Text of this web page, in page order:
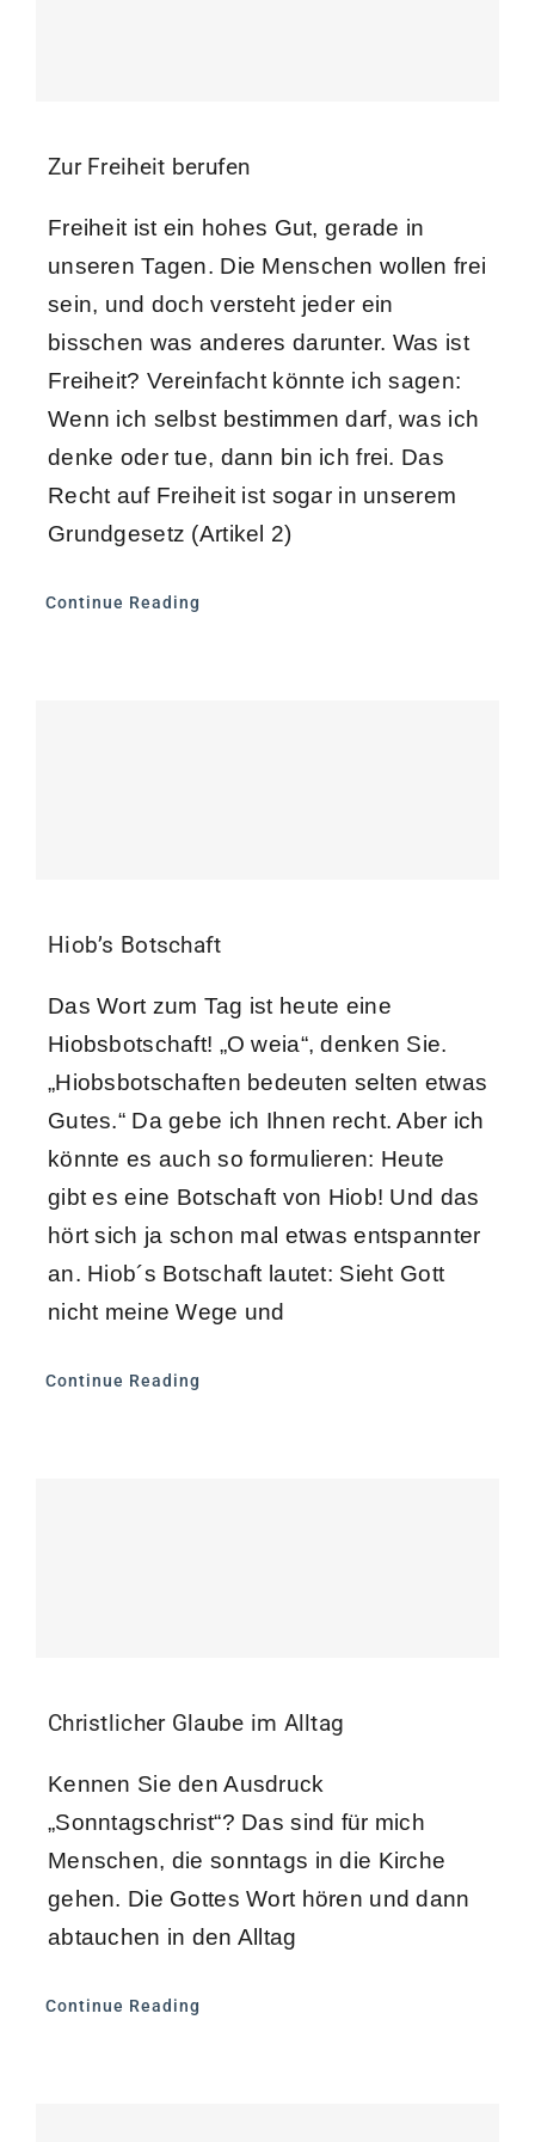
Zur Freiheit berufen
Freiheit ist ein hohes Gut, gerade in
unseren Tagen. Die Menschen wollen frei
sein, und doch versteht jeder ein
bisschen was anderes darunter. Was ist
Freiheit? Vereinfacht könnte ich sagen:
Wenn ich selbst bestimmen darf, was ich
denke oder tue, dann bin ich frei. Das
Recht auf Freiheit ist sogar in unserem
Grundgesetz (Artikel 2)
Continue Reading
Hiob’s Botschaft
Das Wort zum Tag ist heute eine
Hiobsbotschaft! „O weia“, denken Sie.
„Hiobsbotschaften bedeuten selten etwas
Gutes.“ Da gebe ich Ihnen recht. Aber ich
könnte es auch so formulieren: Heute
gibt es eine Botschaft von Hiob! Und das
hört sich ja schon mal etwas entspannter
an. Hiob´s Botschaft lautet: Sieht Gott
nicht meine Wege und
Continue Reading
Christlicher Glaube im Alltag
Kennen Sie den Ausdruck
„Sonntagschrist“? Das sind für mich
Menschen, die sonntags in die Kirche
gehen. Die Gottes Wort hören und dann
abtauchen in den Alltag
Continue Reading